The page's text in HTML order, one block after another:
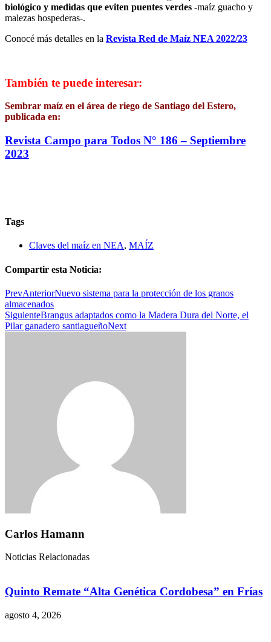
biológico y medidas que eviten puentes verdes -maíz guacho y
malezas hospederas-.
Conocé más detalles en la Revista Red de Maíz NEA 2022/23
También te puede interesar:
Sembrar maíz en el área de riego de Santiago del Estero,
publicada en:
Revista Campo para Todos N° 186 – Septiembre
2023
Tags
Claves del maíz en NEA, MAÍZ
Compartir esta Noticia:
PrevAnteriorNuevo sistema para la protección de los granos
almacenados
SiguienteBrangus adaptados como la Madera Dura del Norte, el
Pilar ganadero santiagueñoNext
Carlos Hamann
Noticias Relacionadas
Quinto Remate “Alta Genética Cordobesa” en Frías
agosto 4, 2026